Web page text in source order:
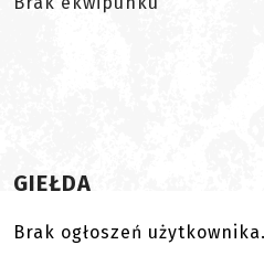
GIEŁDA
Brak ogłoszeń użytkownika.